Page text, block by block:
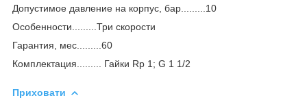
Допустимое давление на корпус, бар.........10
Особенности.........Три скорости
Гарантия, мес.........60
Комплектация......... Гайки Rp 1; G 1 1/2
Приховати